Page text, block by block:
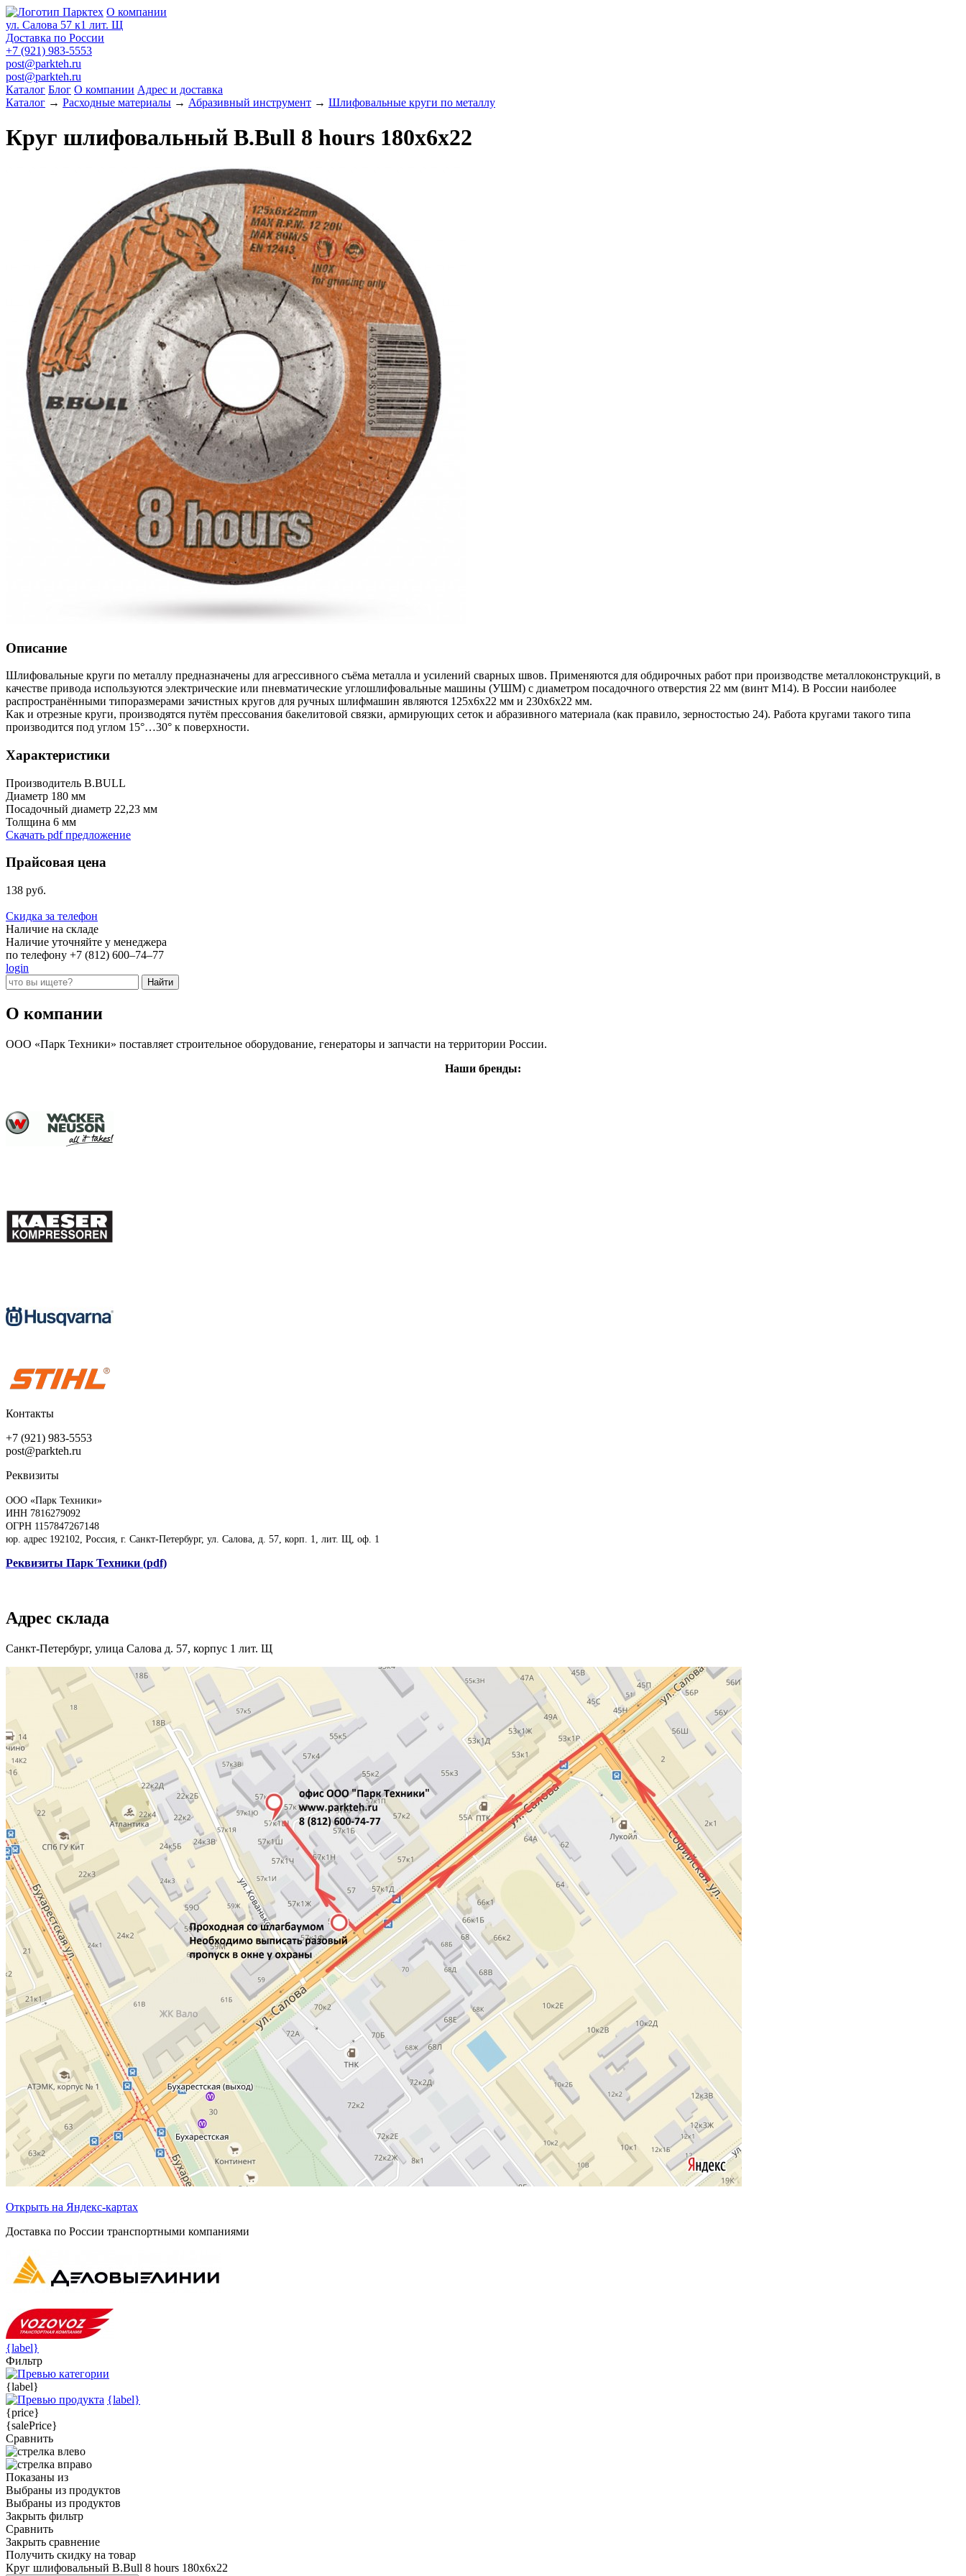
О компании
ул. Салова 57 к1 лит. Щ
Доставка по России
+7 (921) 983-5553
post@parkteh.ru
post@parkteh.ru
Каталог Блог О компании Адрес и доставка
Каталог → Расходные материалы → Абразивный инструмент → Шлифовальные круги по металлу
Круг шлифовальный B.Bull 8 hours 180х6х22
Описание
Шлифовальные круги по металлу предназначены для агрессивного съёма металла и усилений сварных швов. Применяются для обдирочных работ при производстве металлоконструкций, в
качестве привода используются электрические или пневматические углошлифовальные машины (УШМ) с диаметром посадочного отверстия 22 мм (винт М14). В России наиболее
распространёнными типоразмерами зачистных кругов для ручных шлифмашин являются 125х6х22 мм и 230х6х22 мм.
Как и отрезные круги, производятся путём прессования бакелитовой связки, армирующих сеток и абразивного материала (как правило, зерностостью 24). Работа кругами такого типа
производится под углом 15°…30° к поверхности.
Характеристики
Производитель B.BULL
Диаметр 180 мм
Посадочный диаметр 22,23 мм
Толщина 6 мм
Скачать pdf предложение
Прайсовая цена
138 руб.
Скидка за телефон
Наличие на складе
Наличие уточняйте у менеджера
по телефону +7 (812) 600–74–77
login
О компании
ООО «Парк Техники» поставляет строительное оборудование, генераторы и запчасти на территории России.
Наши бренды:
Контакты
+7 (921) 983-5553
post@parkteh.ru
Реквизиты
ООО «Парк Техники»
ИНН 7816279092
ОГРН 1157847267148
юр. адрес 192102, Россия, г. Санкт-Петербург, ул. Салова, д. 57, корп. 1, лит. Щ, оф. 1
Реквизиты Парк Техники (pdf)
Адрес склада
Санкт-Петербург, улица Салова д. 57, корпус 1 лит. Щ
Открыть на Яндекс-картах
Доставка по России транспортными компаниями
{label}
Фильтр
{label}
{label}
{price}
{salePrice}
Сравнить
Показаны из
Выбраны из продуктов
Выбраны из продуктов
Закрыть фильтр
Сравнить
Закрыть сравнение
Получить скидку на товар
Круг шлифовальный B.Bull 8 hours 180х6х22